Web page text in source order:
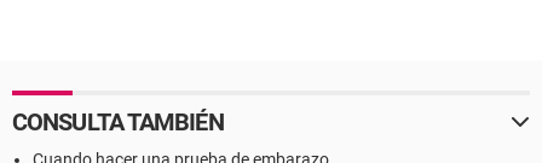
CONSULTA TAMBIÉN